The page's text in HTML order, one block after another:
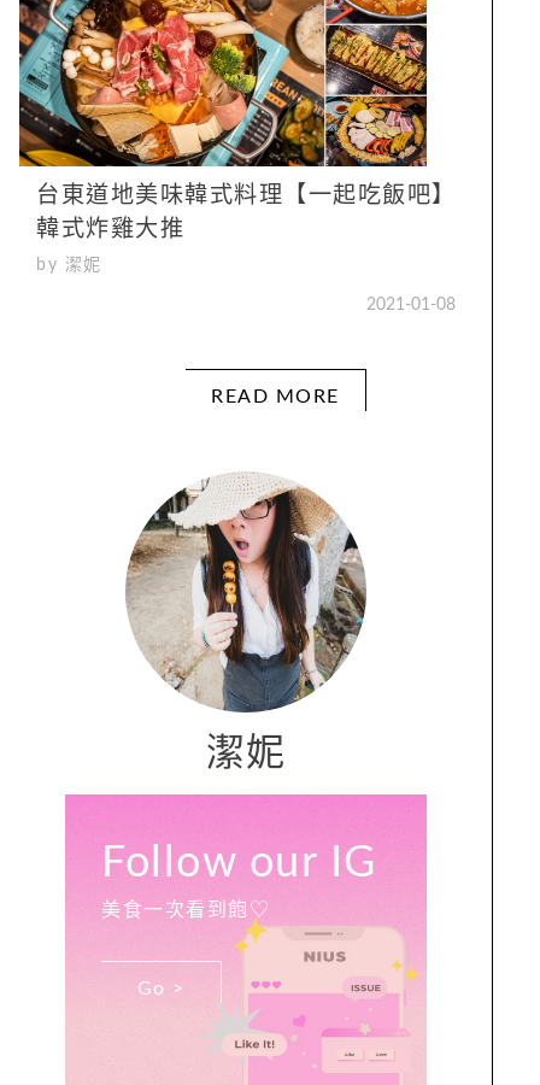
台東道地美味韓式料理【一起吃飯吧】
韓式炸雞大推
by 潔妮
2021-01-08
READ MORE
潔妮
Follow our IG
美食一次看到飽♡
Go >